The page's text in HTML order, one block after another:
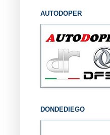
AUTODOPER
DONDEDIEGO